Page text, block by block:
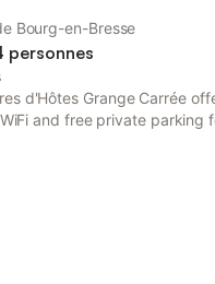
Bourg-en-Bresse
personnes
d'Hôtes Grange Carrée
and free private parking
the bed and breakfast for